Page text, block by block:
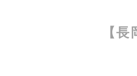
【